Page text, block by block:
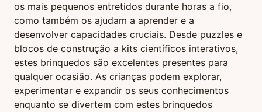
os mais pequenos entretidos durante horas a fio,
como também os ajudam a aprender e a
desenvolver capacidades cruciais. Desde puzzles e
blocos de construção a kits científicos interativos,
estes brinquedos são excelentes presentes para
qualquer ocasião. As crianças podem explorar,
experimentar e expandir os seus conhecimentos
enquanto se divertem com estes brinquedos